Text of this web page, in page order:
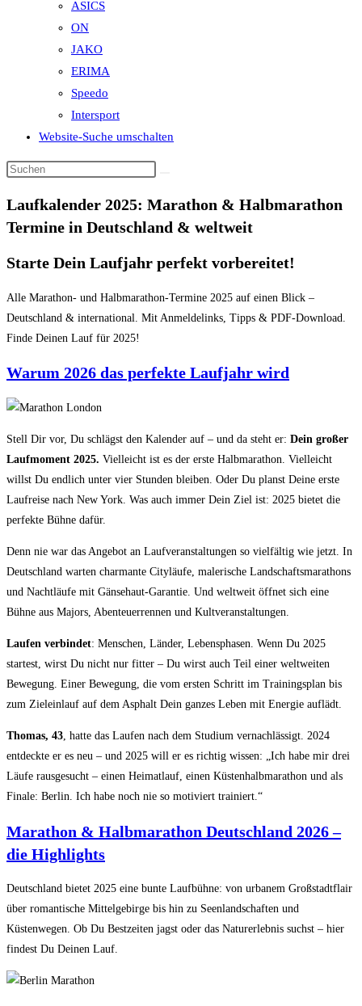
ASICS
ON
JAKO
ERIMA
Speedo
Intersport
Website-Suche umschalten
Laufkalender 2025: Marathon & Halbmarathon
Termine in Deutschland & weltweit
Starte Dein Laufjahr perfekt vorbereitet!
Alle Marathon- und Halbmarathon-Termine 2025 auf einen Blick –
Deutschland & international. Mit Anmeldelinks, Tipps & PDF-Download.
Finde Deinen Lauf für 2025!
Warum 2026 das perfekte Laufjahr wird
Stell Dir vor, Du schlägst den Kalender auf – und da steht er: Dein großer
Laufmoment 2025. Vielleicht ist es der erste Halbmarathon. Vielleicht
willst Du endlich unter vier Stunden bleiben. Oder Du planst Deine erste
Laufreise nach New York. Was auch immer Dein Ziel ist: 2025 bietet die
perfekte Bühne dafür.
Denn nie war das Angebot an Laufveranstaltungen so vielfältig wie jetzt. In
Deutschland warten charmante Cityläufe, malerische Landschaftsmarathons
und Nachtläufe mit Gänsehaut-Garantie. Und weltweit öffnet sich eine
Bühne aus Majors, Abenteuerrennen und Kultveranstaltungen.
Laufen verbindet: Menschen, Länder, Lebensphasen. Wenn Du 2025
startest, wirst Du nicht nur fitter – Du wirst auch Teil einer weltweiten
Bewegung. Einer Bewegung, die vom ersten Schritt im Trainingsplan bis
zum Zieleinlauf auf dem Asphalt Dein ganzes Leben mit Energie auflädt.
Thomas, 43 , hatte das Laufen nach dem Studium vernachlässigt. 2024
entdeckte er es neu – und 2025 will er es richtig wissen: „Ich habe mir drei
Läufe rausgesucht – einen Heimatlauf, einen Küstenhalbmarathon und als
Finale: Berlin. Ich habe noch nie so motiviert trainiert.“
Marathon & Halbmarathon Deutschland 2026 –
die Highlights
Deutschland bietet 2025 eine bunte Laufbühne: von urbanem Großstadtflair
über romantische Mittelgebirge bis hin zu Seenlandschaften und
Küstenwegen. Ob Du Bestzeiten jagst oder das Naturerlebnis suchst – hier
findest Du Deinen Lauf.